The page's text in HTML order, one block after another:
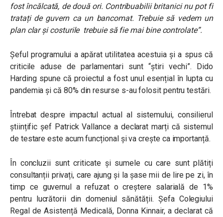
fost încălcată, de două ori. Contribuabilii britanici nu pot fi
tratați de guvern ca un bancomat. Trebuie să vedem un
plan clar și costurile trebuie să fie mai bine controlate”.
Șeful programului a apărat utilitatea acestuia și a spus că
criticile aduse de parlamentari sunt “știri vechi”. Dido
Harding spune că proiectul a fost unul esențial în lupta cu
pandemia și că 80% din resurse s-au folosit pentru testări.
Întrebat despre impactul actual al sistemului, consilierul
științific șef Patrick Vallance a declarat marți că sistemul
de testare este acum funcțional și va crește ca importanță.
În concluzii sunt criticate și sumele cu care sunt plătiți
consultanții privați, care ajung și la șase mii de lire pe zi, în
timp ce guvernul a refuzat o creștere salarială de 1%
pentru lucrătorii din domeniul sănătății. Șefa Colegiului
Regal de Asistență Medicală, Donna Kinnair, a declarat că